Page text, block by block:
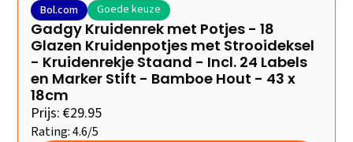
Bol.com Goede keuze
Gadgy Kruidenrek met Potjes - 18
Glazen Kruidenpotjes met Strooideksel
- Kruidenrekje Staand - Incl. 24 Labels
en Marker Stift - Bamboe Hout - 43 x
18cm
Prijs: €29.95
Rating: 4.6/5